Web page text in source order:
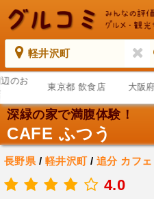
軽井沢町
のお
東京都 飲食店 大阪
深緑の家で満腹体験！
CAFE ふつう
長野県 / 軽井沢町/ 追分 カフ
4.0